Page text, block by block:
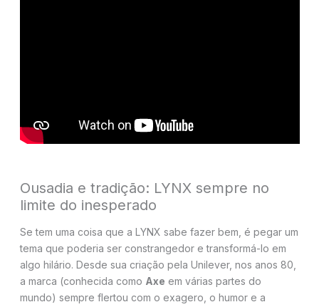
Ousadia e tradição: LYNX sempre no
limite do inesperado
Se tem uma coisa que a LYNX sabe fazer bem, é pegar um
tema que poderia ser constrangedor e transformá-lo em
algo hilário. Desde sua criação pela Unilever, nos anos 80,
a marca (conhecida como Axe em várias partes do
mundo) sempre flertou com o exagero, o humor e a